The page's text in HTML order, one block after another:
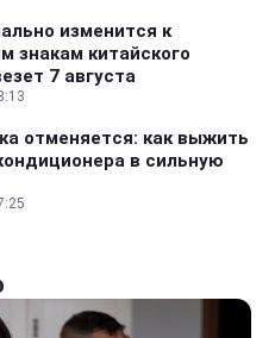
изменится к
знакам китайского
7 августа
отменяется: как выжить
в сильную